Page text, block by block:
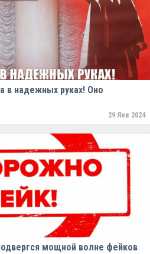
в надежных руках! Оно
29 Янв 2024
мощной волне фейков